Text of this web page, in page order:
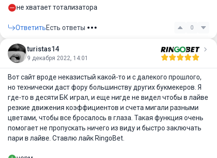
не хватает тотализатора
ОтветитьЕсть ответы 0
turistas14
9 декабря 2022, 14:01
Вот сайт вроде неказистый какой-то и с далекого прошлого,
но технически даст фору большинству других букмекеров. Я
где-то в десяти БК играл, и еще нигде не видел чтобы в лайве
резкие движения коэффициентов и счета мигали разными
цветами, чтобы все бросалось в глаза. Такая функция очень
помогает не пропускать ничего из виду и быстро заключать
пари в лайве. Ставлю лайк RingoBet.